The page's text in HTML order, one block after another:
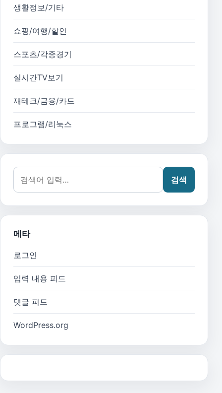
생활정보/기타
쇼핑/여행/할인
스포츠/각종경기
실시간TV보기
재테크/금융/카드
프로그램/리눅스
검색어:
검색
메타
로그인
입력 내용 피드
댓글 피드
WordPress.org